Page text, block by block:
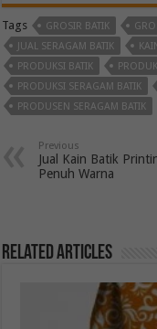
Tags GROSIR BATIK
JUAL SERAGAM BATIK
PRODUKSI BATIK
PRODUKSI SERAGAM BATIK
PRODUSEN SERAGAM BATIK
Previous
Jual Kain Batik
Penuh Warna
Related Articles